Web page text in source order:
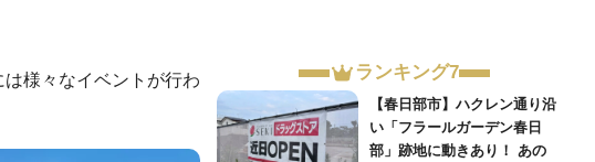
様々なイベントが行わ
ランキング7
【春日部市】ハクレン通り沿
い「フラールガーデン春日
部」跡地に動きあり！ あの